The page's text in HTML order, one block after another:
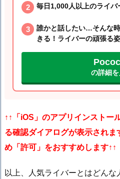
毎日1,000人以上のライバ
誰かと話したい…そんな
きる！ライバーの頑張る
の詳細
↑↑ 「iOS」のアプリインストー
る確認ダイアログが表示され
め「許可」をおすすめします↑↑
以上、人気ライバーとはどん